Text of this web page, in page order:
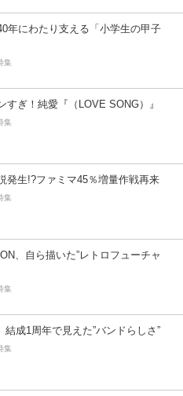
年にわたり支える「小学生の甲子
集
すぎ！純愛『（LOVE SONG）』
集
発生!?ファミマ45％増量作戦再来
集
、自ら描いた”レトロフューチャ
集
結成1周年で見えた”バンドらしさ”
集